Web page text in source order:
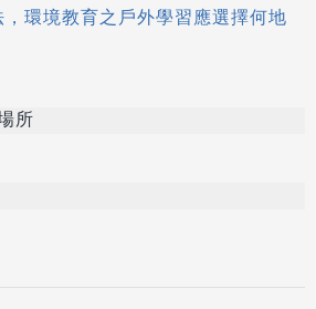
環境教育之戶外學習應選擇何地
所